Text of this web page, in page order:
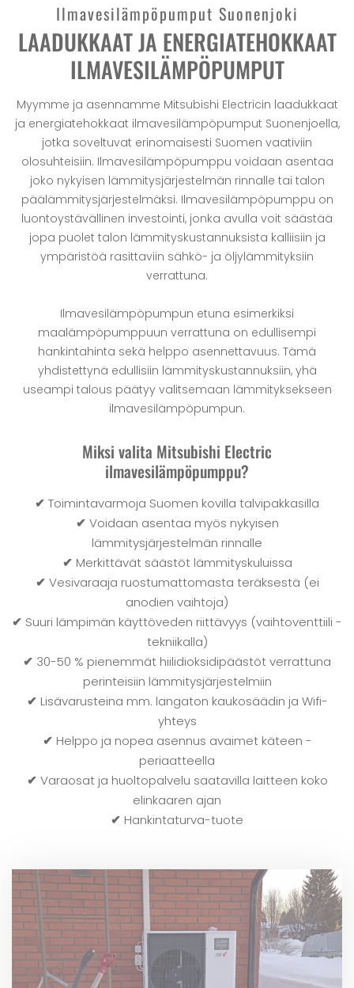
Ilmavesilämpöpumput Suonenjoki
LAADUKKAAT JA ENERGIATEHOKKAAT
ILMAVESILÄMPÖPUMPUT
Myymme ja asennamme Mitsubishi Electricin laadukkaat
ja energiatehokkaat ilmavesilämpöpumput Suonenjoella,
jotka soveltuvat erinomaisesti Suomen vaativiin
olosuhteisiin. Ilmavesilämpöpumppu voidaan asentaa
joko nykyisen lämmitysjärjestelmän rinnalle tai talon
päälämmitysjärjestelmäksi. Ilmavesilämpöpumppu on
luontoystävällinen investointi, jonka avulla voit säästää
jopa puolet talon lämmityskustannuksista kalliisiin ja
ympäristöä rasittaviin sähkö- ja öljylämmityksiin
verrattuna.
Ilmavesilämpöpumpun etuna esimerkiksi
maalämpöpumppuun verrattuna on edullisempi
hankintahinta sekä helppo asennettavuus. Tämä
yhdistettynä edullisiin lämmityskustannuksiin, yhä
useampi talous päätyy valitsemaan lämmityksekseen
ilmavesilämpöpumpun.
Miksi valita Mitsubishi Electric
ilmavesilämpöpumppu?
✔ Toimintavarmoja Suomen kovilla talvipakkasilla
✔ Voidaan asentaa myös nykyisen
lämmitysjärjestelmän rinnalle
✔ Merkittävät säästöt lämmityskuluissa
✔ Vesivaraaja ruostumattomasta teräksestä (ei
anodien vaihtoja)
✔ Suuri lämpimän käyttöveden riittävyys (vaihtoventtiili -
tekniikalla)
✔ 30-50 % pienemmät hiilidioksidipäästöt verrattuna
perinteisiin lämmitysjärjestelmiin
✔ Lisävarusteina mm. langaton kaukosäädin ja Wifi-
yhteys
✔ Helppo ja nopea asennus avaimet käteen -
periaatteella
✔ Varaosat ja huoltopalvelu saatavilla laitteen koko
elinkaaren ajan
✔ Hankintaturva-tuote